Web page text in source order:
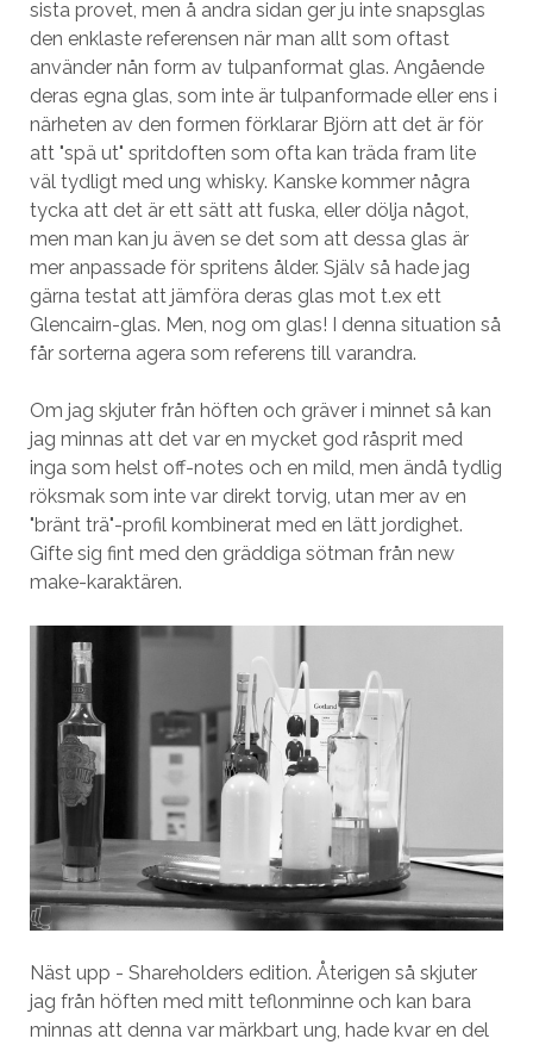
sista provet, men å andra sidan ger ju inte snapsglas
den enklaste referensen när man allt som oftast
använder nån form av tulpanformat glas. Angående
deras egna glas, som inte är tulpanformade eller ens i
närheten av den formen förklarar Björn att det är för
att "spä ut" spritdoften som ofta kan träda fram lite
väl tydligt med ung whisky. Kanske kommer några
tycka att det är ett sätt att fuska, eller dölja något,
men man kan ju även se det som att dessa glas är
mer anpassade för spritens ålder. Själv så hade jag
gärna testat att jämföra deras glas mot t.ex ett
Glencairn-glas. Men, nog om glas! I denna situation så
får sorterna agera som referens till varandra.
Om jag skjuter från höften och gräver i minnet så kan
jag minnas att det var en mycket god råsprit med
inga som helst off-notes och en mild, men ändå tydlig
röksmak som inte var direkt torvig, utan mer av en
"bränt trä"-profil kombinerat med en lätt jordighet.
Gifte sig fint med den gräddiga sötman från new
make-karaktären.
Näst upp - Shareholders edition. Återigen så skjuter
jag från höften med mitt teflonminne och kan bara
minnas att denna var märkbart ung, hade kvar en del